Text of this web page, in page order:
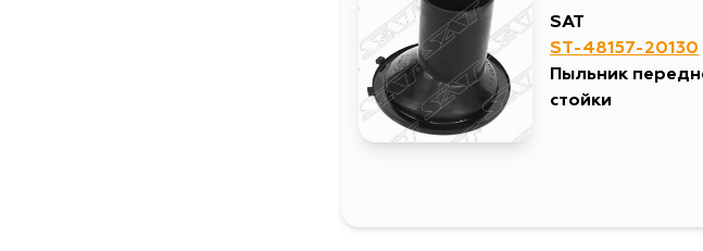
SAT
ST-48157-20130
Пыльник
стойки